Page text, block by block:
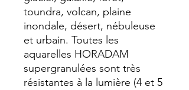
toundra, volcan, plaine
inondale, désert, nébuleuse
et urbain. Toutes les
aquarelles HORADAM
supergranulées sont très
résistantes à la lumière (4 et 5